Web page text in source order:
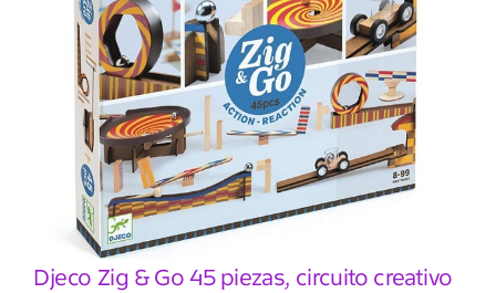
Djeco Zig & Go 45 piezas, circuito creativo